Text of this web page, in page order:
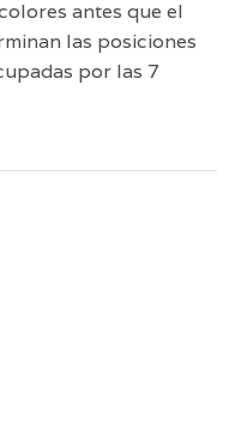
antes que el
las posiciones
por las 7